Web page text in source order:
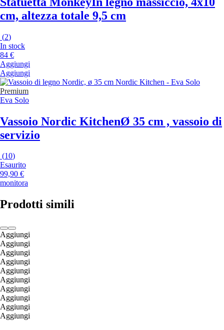
cm, altezza totale 9,5 cm
(2)
In stock
84 €
Aggiungi
Aggiungi
Premium
Eva Solo
Vassoio Nordic KitchenØ 35 cm , vassoio di
servizio
(10)
Esaurito
99,90 €
monitora
Prodotti simili
Aggiungi
Aggiungi
Aggiungi
Aggiungi
Aggiungi
Aggiungi
Aggiungi
Aggiungi
Aggiungi
Aggiungi